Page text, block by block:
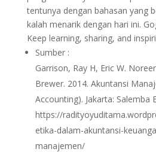
tentunya dengan bahasan yang
kalah menarik dengan hari ini.
Keep learning, sharing, and
Sumber :
Garrison, Ray H, Eric W.
Brewer. 2014. Akuntansi
Accounting). Jakarta: Salemba
https://
etika-dalam-akuntansi-
manajemen/